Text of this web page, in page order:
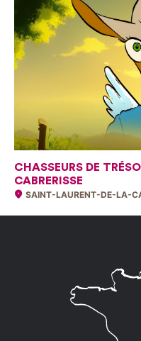
CHASSEURS DE
CABRERISSE
SAINT-LAURENT-DE-LA-